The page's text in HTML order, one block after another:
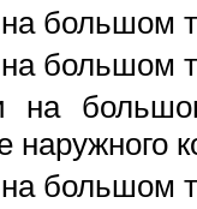
большом
большом
на
наружного
большом